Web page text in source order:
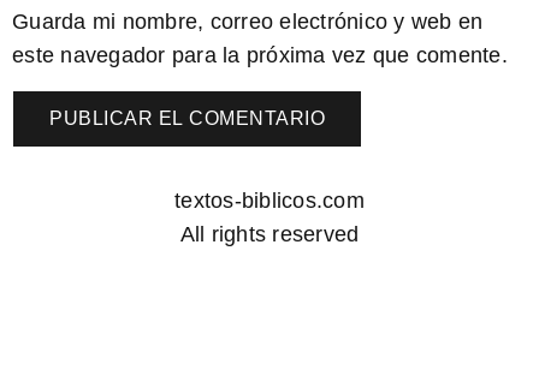
Guarda mi nombre, correo electrónico y web en
este navegador para la próxima vez que comente.
textos-biblicos.com
All rights reserved